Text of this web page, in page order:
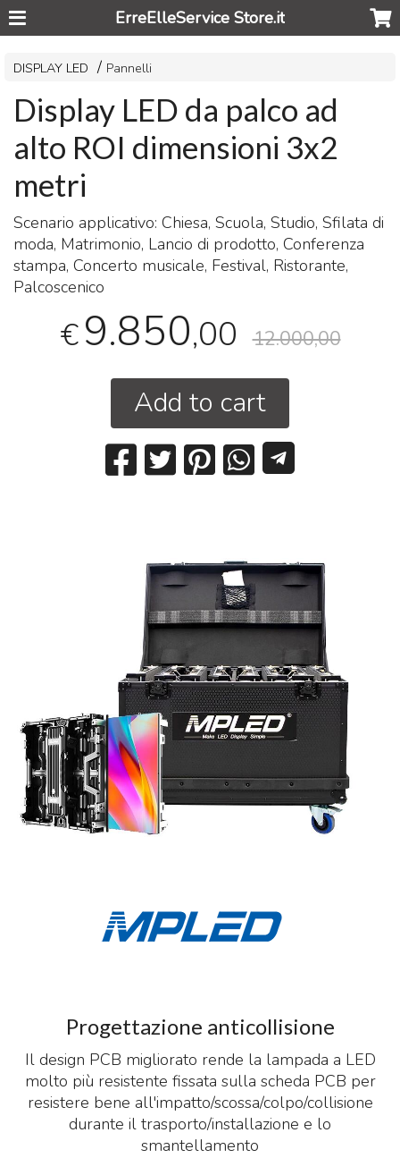
ErreElleService Store.it
DISPLAY LED Pannelli
Display LED da palco ad
alto ROI dimensioni 3x2
metri
Scenario applicativo: Chiesa, Scuola, Studio, Sfilata di
moda, Matrimonio, Lancio di prodotto, Conferenza
stampa, Concerto musicale, Festival, Ristorante,
Palcoscenico
€9.850,00 12.000,00
Add to cart
Progettazione anticollisione
Il design PCB migliorato rende la lampada a LED
molto più resistente fissata sulla scheda PCB per
resistere bene all'impatto/scossa/colpo/collisione
durante il trasporto/installazione e lo
smantellamento